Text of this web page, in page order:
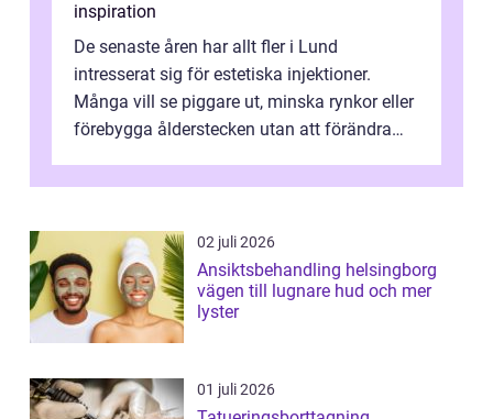
inspiration
De senaste åren har allt fler i Lund
intresserat sig för estetiska injektioner.
Många vill se piggare ut, minska rynkor eller
förebygga ålderstecken utan att förändra
02 juli 2026
Ansiktsbehandling helsingborg
vägen till lugnare hud och mer
lyster
01 juli 2026